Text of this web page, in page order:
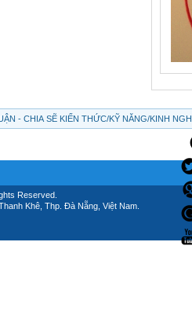
- CHIA SẼ KIẾN THỨC/KỸ NĂNG/KINH
Reserved.
Khê, Thp. Đà Nẵng, Việt Nam.